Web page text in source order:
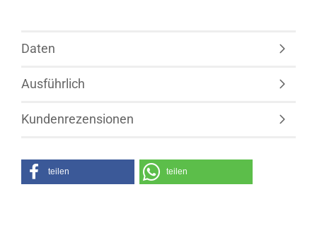
Daten
Ausführlich
Kundenrezensionen
teilen teilen